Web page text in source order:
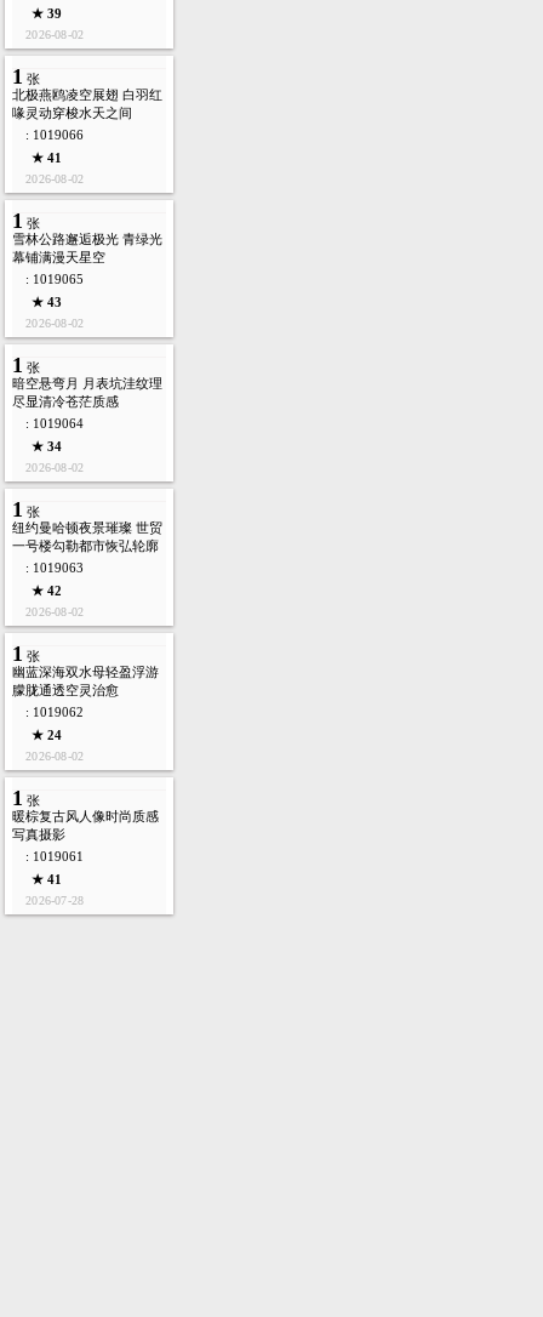
★ 39
2026-08-02
1 张
北极燕鸥凌空展翅 白羽红
喙灵动穿梭水天之间
: 1019066
★ 41
2026-08-02
1 张
雪林公路邂逅极光 青绿光
幕铺满漫天星空
: 1019065
★ 43
2026-08-02
1 张
暗空悬弯月 月表坑洼纹理
尽显清冷苍茫质感
: 1019064
★ 34
2026-08-02
1 张
纽约曼哈顿夜景璀璨 世贸
一号楼勾勒都市恢弘轮廓
: 1019063
★ 42
2026-08-02
1 张
幽蓝深海双水母轻盈浮游
朦胧通透空灵治愈
: 1019062
★ 24
2026-08-02
1 张
暖棕复古风人像时尚质感
写真摄影
: 1019061
★ 41
2026-07-28